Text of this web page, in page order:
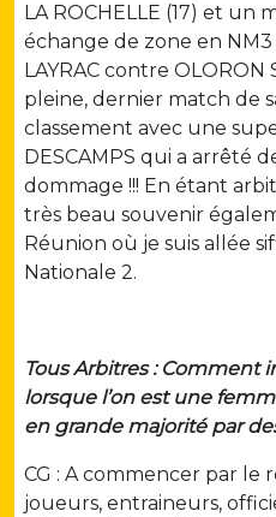
LA ROCHELLE (17) et un
échange de zone en
LAYRAC contre OLORON
pleine, dernier match de
classement avec une
DESCAMPS qui a arrêté
dommage !!! En étant
très beau souvenir
Réunion où je suis allée
Nationale 2.
Tous Arbitres : Comment
lorsque l’on est une
en grande majorité par
CG : A commencer par le
joueurs, entraineurs,